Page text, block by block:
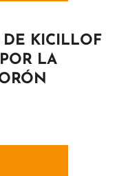
DE KICILLOF
LA